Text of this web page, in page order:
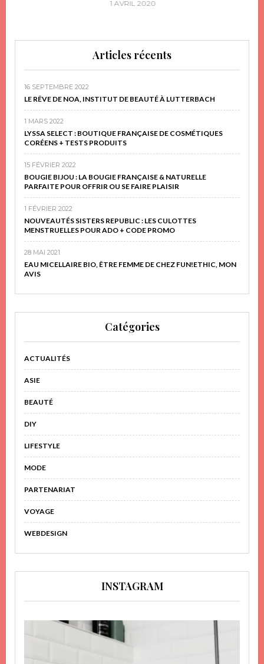
1 AVRIL 2020
Articles récents
16 SEPTEMBRE 2022
LE RÊVE DE NOA, INSTITUT DE BEAUTÉ À LUTTERBACH
1 MARS 2022
LYSSA SELECT : BOUTIQUE FRANÇAISE DE COSMÉTIQUES
CORÉENS + TESTS PRODUITS
15 FÉVRIER 2022
BOUGIE BIJOU : LA BOUGIE FRANÇAISE & NATURELLE
PARFAITE POUR OFFRIR OU SE FAIRE PLAISIR
1 FÉVRIER 2022
NOUVEAUTÉS SISTERS REPUBLIC : LES CULOTTES
MENSTRUELLES POUR ADO + CODE PROMO
28 MAI 2021
EAU MICELLAIRE BIO, ÊTRE FEMME DE CHEZ FUN!ETHIC, MON
AVIS
Catégories
ACTUALITÉS
ASIE
BEAUTÉ
DIY
LIFESTYLE
MODE
PARTENARIAT
VOYAGE
WEBDESIGN
INSTAGRAM